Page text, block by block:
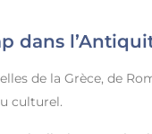
dans
de la Grèce, de
culturel.